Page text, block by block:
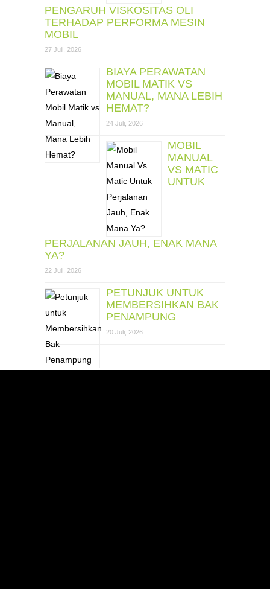
PENGARUH VISKOSITAS OLI
TERHADAP PERFORMA MESIN
MOBIL
27 Juli, 2026
BIAYA PERAWATAN
MOBIL MATIK VS
MANUAL, MANA LEBIH
HEMAT?
24 Juli, 2026
MOBIL
MANUAL
VS MATIC
UNTUK
PERJALANAN JAUH, ENAK MANA
YA?
22 Juli, 2026
PETUNJUK UNTUK
MEMBERSIHKAN BAK
PENAMPUNG
20 Juli, 2026